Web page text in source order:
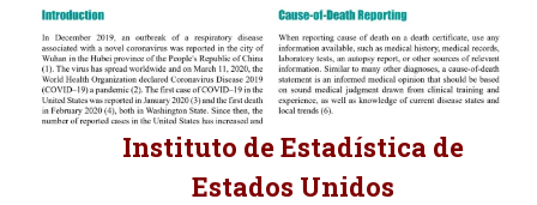
Instituto de Estadística de
Estados Unidos